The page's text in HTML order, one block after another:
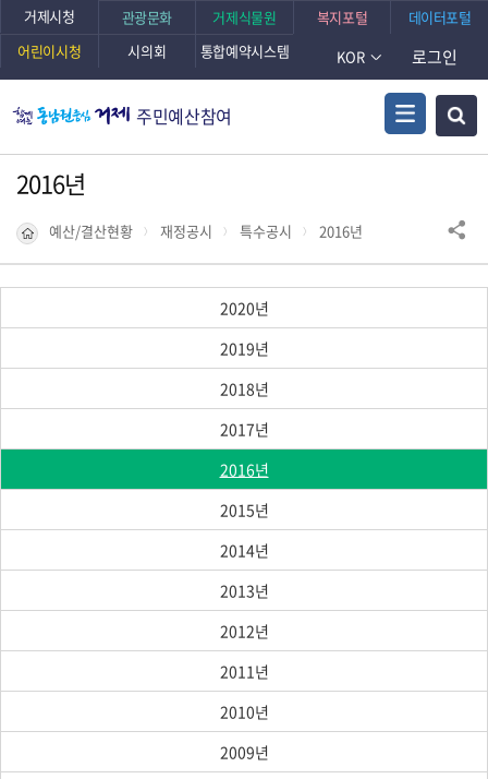
거제시청 관광문화 거제식물원 복지포털
데이터포털
어린이시청
시의회 통합예약시스템 KOR 로그인
주민예산참여
2016년
예산/결산현황 재정공시 특수공시 2016년
2020년
2019년
2018년
2017년
2016년
2015년
2014년
2013년
2012년
2011년
2010년
2009년